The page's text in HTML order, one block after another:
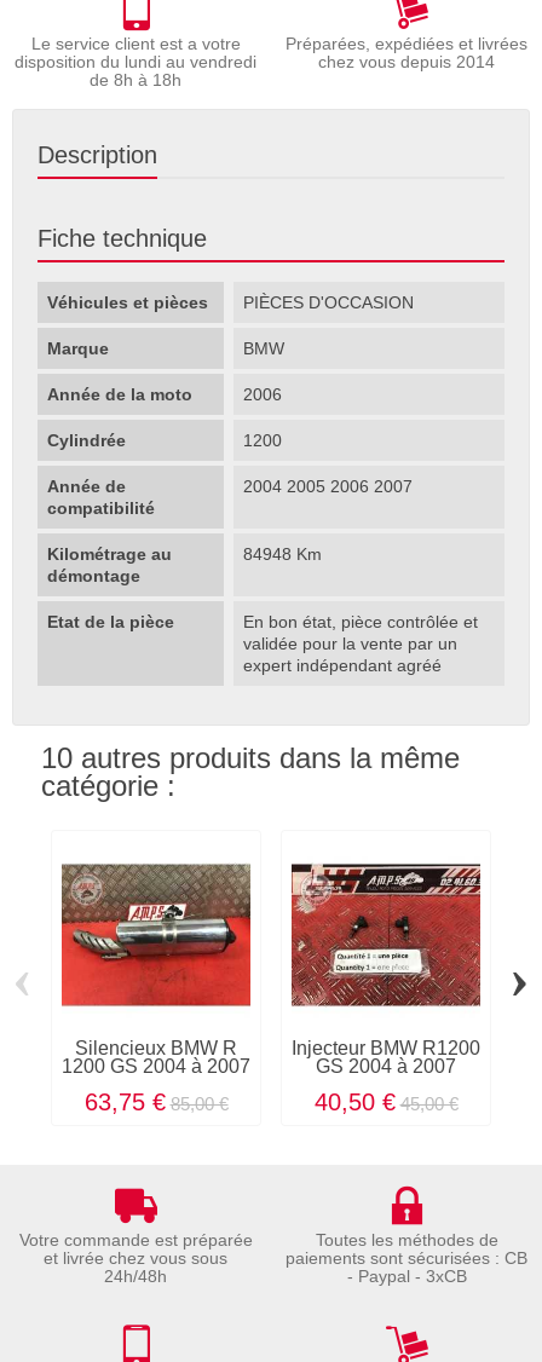
Le service client est a votre
disposition du lundi au vendredi
de 8h à 18h
Préparées, expédiées et livrées
chez vous depuis 2014
Description
Fiche technique
Véhicules et pièces PIÈCES D'OCCASION
Marque BMW
Année de la moto 2006
Cylindrée 1200
Année de
compatibilité
2004 2005 2006 2007
Kilométrage au
démontage
84948 Km
Etat de la pièce
En bon état, pièce contrôlée et
validée pour la vente par un
expert indépendant agréé
10 autres produits dans la même
catégorie :
Silencieux BMW R
1200 GS 2004 à 2007
63,75 € 85,00 €
Injecteur BMW R1200
GS 2004 à 2007
40,50 € 45,00 €
‹ ›
Votre commande est préparée
et livrée chez vous sous
24h/48h
Toutes les méthodes de
paiements sont sécurisées : CB
- Paypal - 3xCB